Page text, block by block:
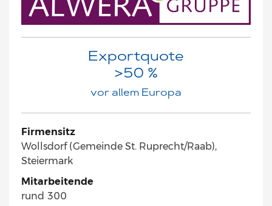
Exportquote
>50 %
vor allem Europa
Firmensitz
Wollsdorf (Gemeinde St. Ruprecht/Raab),
Steiermark
Mitarbeitende
rund 300